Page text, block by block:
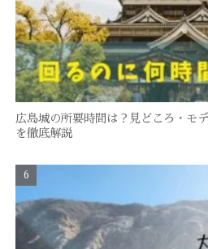
広島城の所要時間は？見どころ・モ
を徹底解説